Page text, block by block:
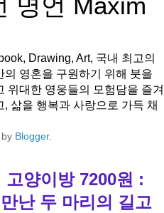
명언 Maxim
Drawing, Art, 국내 최고의
영혼을 구원하기 위해 붓을
위대한 영웅들의 모험담을 즐겨
삶을 행복과 사랑으로 가득 채
Blogger.
양이방 7200원 :
난 두 마리의 길고